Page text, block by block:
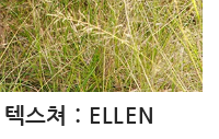
스쳐 : ELLEN